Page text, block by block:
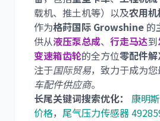
载机、推土机等）以及农用
作为格莳国际 Growshine 的
供从液压泵总成、 行走马达到
变速箱齿轮的全方位零配件
注于国际贸易，致力于成为
车配件供应商。
长尾关键词搜索优化：
康明
价格， 尾气压力传感器